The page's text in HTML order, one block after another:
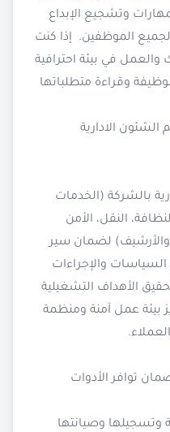
وتشجيع الإبداع
الموظفين. إذا كنت
في بيئة احترافية
وقراءة متطلباتها
الادارية
بالشركة (الخدمات
النقل، الأمن
والأرشيف) لضمان سير
والإجراءات
الأهداف التشغيلية
بيئة عمل آمنة ومنظمة
توافر الأدوات
وتسجيلها وصيانتها